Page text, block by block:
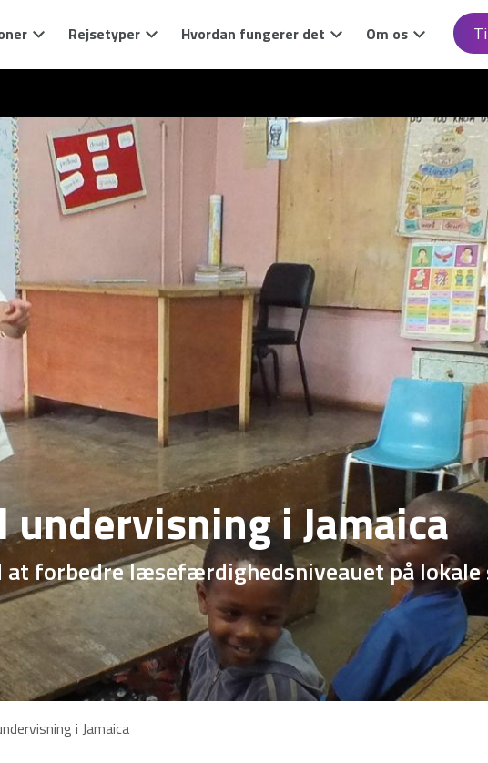
Rejsetyper Hvordan fungerer det Om os
i Jamaica
forbedre læsefærdighedsniveauet på lokale
i Jamaica